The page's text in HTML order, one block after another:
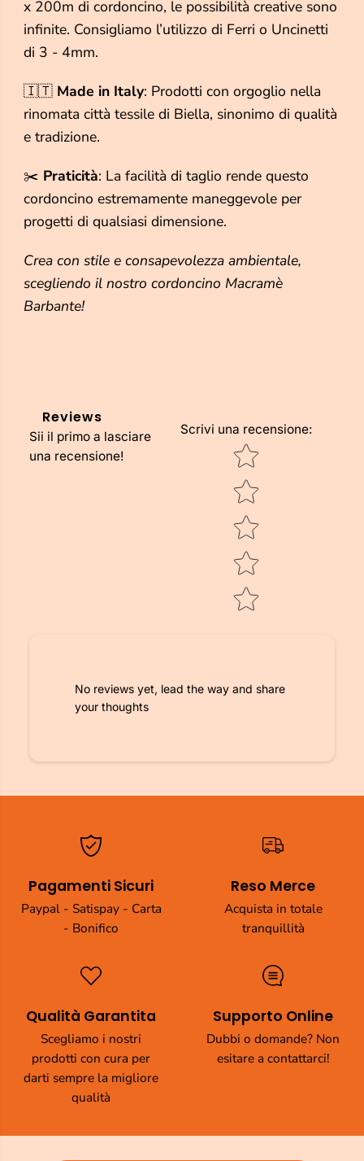
1
0
0
%
c
o
l
g
o
R
c
c
a
t
o
1
0
%
o
l
o
g
c
o
R
c
c
l
a
x 200m di cordoncino, le possibilità creative sono
infinite. Consigliamo l’utilizzo di Ferri o Uncinetti
di 3 - 4mm.
🇮🇹 Made in Italy: Prodotti con orgoglio nella
rinomata città tessile di Biella, sinonimo di qualità
e tradizione.
✂️ Praticità: La facilità di taglio rende questo
cordoncino estremamente maneggevole per
progetti di qualsiasi dimensione.
Crea con stile e consapevolezza ambientale,
scegliendo il nostro cordoncino Macramè
Barbante!
Reviews
Sii il primo a lasciare
una recensione!
Scrivi una recensione:
Star rating
No reviews yet, lead the way and share
your thoughts
Pagamenti Sicuri
Paypal - Satispay - Carta
- Bonifico
Reso Merce
Acquista in totale
tranquillità
Qualità Garantita
Scegliamo i nostri
prodotti con cura per
darti sempre la migliore
qualità
Supporto Online
Dubbi o domande? Non
esitare a contattarci!